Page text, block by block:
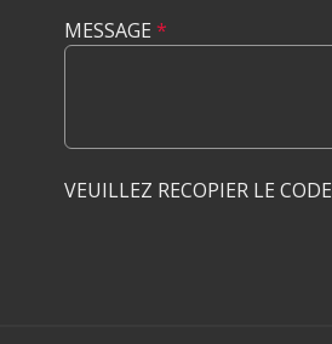
MESSAGE *
VEUILLEZ RECOPIER LE CODE